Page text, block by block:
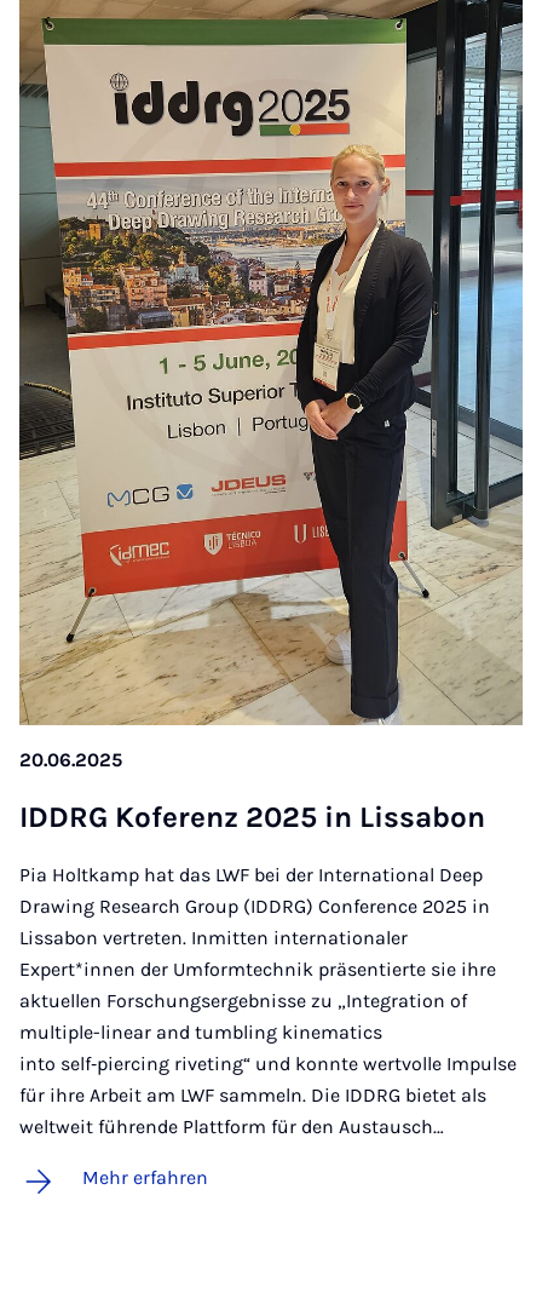
20.06.2025
ID­DRG Ko­fe­renz 2025 in Lis­sa­bon
Pia Holtkamp hat das LWF bei der International Deep
Drawing Research Group (IDDRG) Conference 2025 in
Lissabon vertreten. Inmitten internationaler
Expert*innen der Umformtechnik präsentierte sie ihre
aktuellen Forschungsergebnisse zu „Integration of
multiple-linear and tumbling kinematics
into self‑piercing riveting“ und konnte wertvolle Impulse
für ihre Arbeit am LWF sammeln. Die IDDRG bietet als
weltweit führende Plattform für den Austausch…
Mehr erfahren